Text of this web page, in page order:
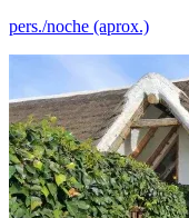
pers./noche (aprox.)